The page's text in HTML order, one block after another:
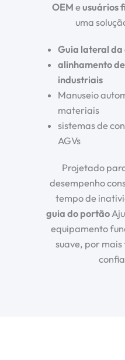
OEM eusuários
uma
Guia lateral da
alinhamento
industriais
Manuseio
materiais
sistemas de
AGVs
Projetado
desempenho
tempo de
guia do portão
equipamento
suave, por